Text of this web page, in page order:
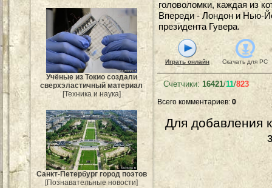
Учёные из Токио создали
сверхэластичный материал
[Техника и наука]
Санкт-Петербург город поэтов
[Познавательные новости]
головоломки, каждая из
Впереди - Лондон и Нью-
президента Гувера.
Играть онлайн Скачать для PC
Счетчики: 16421/11/823
Всего комментариев: 0
Для добавления